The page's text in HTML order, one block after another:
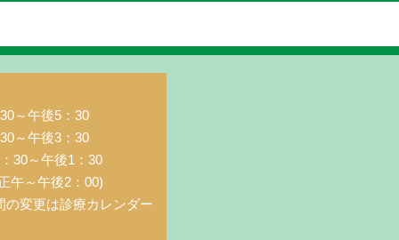
～午後5：30
午後3：30
30～午後1：30
午～午後2：00)
の変更は診療カレンダー